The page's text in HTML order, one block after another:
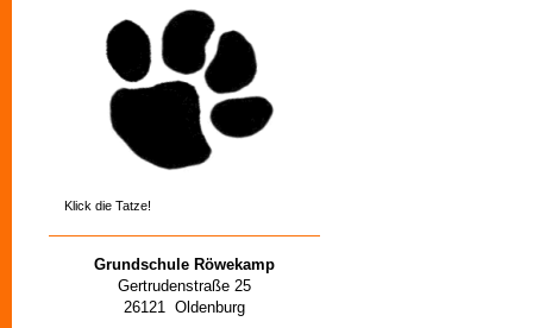
Klick die Tatze!
Grundschule Röwekamp
Gertrudenstraße 25
26121 Oldenburg